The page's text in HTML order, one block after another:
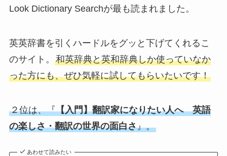
Look Dictionary Searchが最も読まれました。
英英辞書を引くハードルをグッと下げてくれるこ
のサイト。 和英辞典と英和辞典しか使っていなか
った方にも、ぜひ気軽に試してもらいたいです！
２位は、『【入門】翻訳家になりたい人へ 英語
の楽しさ・翻訳の世界の面白さ』。
あわせて読みたい